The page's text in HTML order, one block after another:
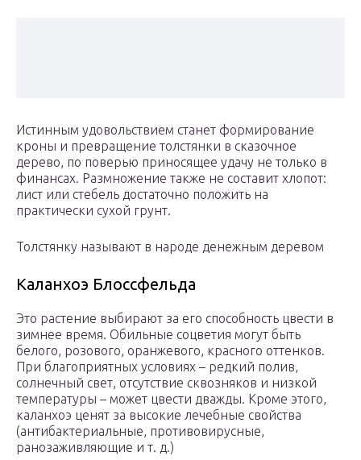
Истинным удовольствием станет формирование
кроны и превращение толстянки в сказочное
дерево, по поверью приносящее удачу не только в
финансах. Размножение также не составит хлопот:
лист или стебель достаточно положить на
практически сухой грунт.
Толстянку называют в народе денежным деревом
Каланхоэ Блоссфельда
Это растение выбирают за его способность цвести в
зимнее время. Обильные соцветия могут быть
белого, розового, оранжевого, красного оттенков.
При благоприятных условиях – редкий полив,
солнечный свет, отсутствие сквозняков и низкой
температуры – может цвести дважды. Кроме этого,
каланхоэ ценят за высокие лечебные свойства
(антибактериальные, противовирусные,
ранозаживляющие и т. д.)